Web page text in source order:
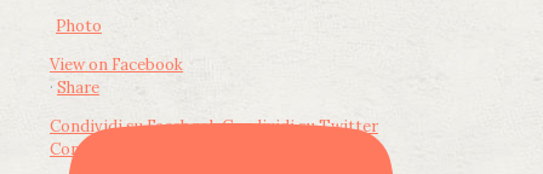
Photo
View on Facebook
· Share
Condividi su FacebookCondividi su Twitter
Condividi su LinkedIn